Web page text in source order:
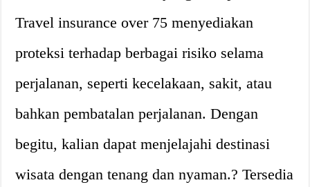
Travel insurance over 75 menyediakan
proteksi terhadap berbagai risiko selama
perjalanan, seperti kecelakaan, sakit, atau
bahkan pembatalan perjalanan. Dengan
begitu, kalian dapat menjelajahi destinasi
wisata dengan tenang dan nyaman.? Tersedia